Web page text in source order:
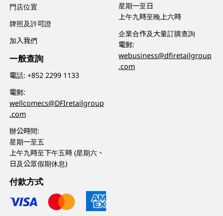
門店位置
牌照及許可證
加入我們
一般查詢
電話:+852 2299 1133
電郵:
wellcomecs@DFIretailgroup
.com
辦公時間:
星期一至五
上午九時至下午五時 (星期六、
日及公眾假期休息)
星期一至日
上午九時至晚上六時
企業合作及大量訂購查詢
電郵:
webusiness@dfiretailgroup
.com
付款方式